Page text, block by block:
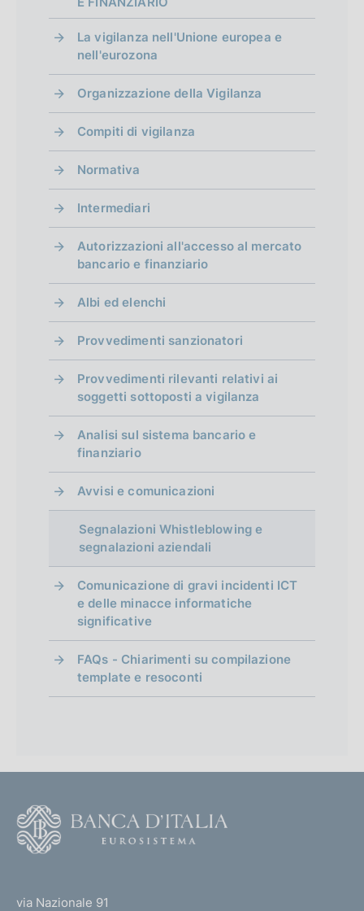
La vigilanza nell'Unione europea e
nell'eurozona
Organizzazione della Vigilanza
Compiti di vigilanza
Normativa
Intermediari
Autorizzazioni all'accesso al mercato
bancario e finanziario
Albi ed elenchi
Provvedimenti sanzionatori
Provvedimenti rilevanti relativi ai
soggetti sottoposti a vigilanza
Analisi sul sistema bancario e
finanziario
Avvisi e comunicazioni
Segnalazioni Whistleblowing e
segnalazioni aziendali
Comunicazione di gravi incidenti ICT
e delle minacce informatiche
significative
FAQs - Chiarimenti su compilazione
template e resoconti
via Nazionale 91